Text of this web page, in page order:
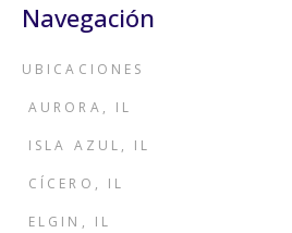
Navegación
UBICACIONES
AURORA, IL
ISLA AZUL, IL
CÍCERO, IL
ELGIN, IL